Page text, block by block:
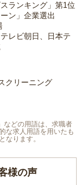
ランキング」第1位
ン」企業選出
レビ朝日、日本テ
クリーニング
どの用語は、求職者
な求人用語を用いたも
なります。
様の声